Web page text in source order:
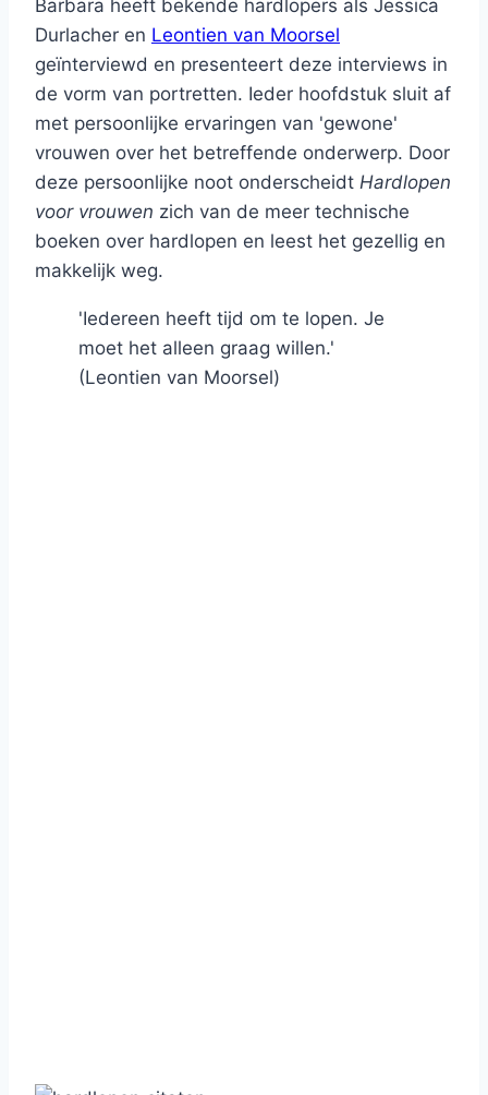
Barbara heeft bekende hardlopers als Jessica
Durlacher en Leontien van Moorsel
geïnterviewd en presenteert deze interviews in
de vorm van portretten. Ieder hoofdstuk sluit af
met persoonlijke ervaringen van 'gewone'
vrouwen over het betreffende onderwerp. Door
deze persoonlijke noot onderscheidt Hardlopen
voor vrouwen zich van de meer technische
boeken over hardlopen en leest het gezellig en
makkelijk weg.
'Iedereen heeft tijd om te lopen. Je
moet het alleen graag willen.'
(Leontien van Moorsel)